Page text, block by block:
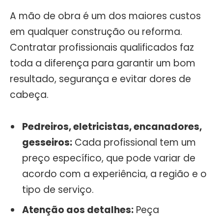
A mão de obra é um dos maiores custos
em qualquer construção ou reforma.
Contratar profissionais qualificados faz
toda a diferença para garantir um bom
resultado, segurança e evitar dores de
cabeça.
Pedreiros, eletricistas, encanadores,
gesseiros: Cada profissional tem um
preço específico, que pode variar de
acordo com a experiência, a região e o
tipo de serviço.
Atenção aos detalhes: Peça